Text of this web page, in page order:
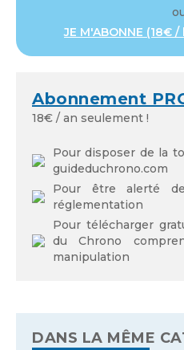
JE M'ABONNE (18€
Abonnement
18€ / an seulement !
Pour disposer de la
guideduchrono.com
Pour être alerté
réglementation
Pour télécharger
du Chrono
manipulation
Se souvenir de moi
Mot de passe oublié
DANS LA MÊME